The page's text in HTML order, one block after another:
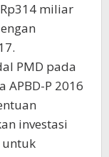
miliar
PMD pada
APBD-P 2016
investasi
untuk